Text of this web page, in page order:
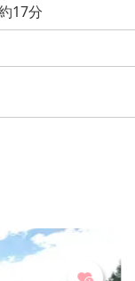
17分